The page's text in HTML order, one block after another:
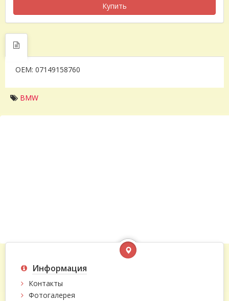
Купить
OEM: 07149158760
BMW
Информация
Контакты
Фотогалерея